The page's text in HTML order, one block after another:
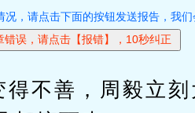
，请点击下面的按钮发送报告，我
善，周毅立刻